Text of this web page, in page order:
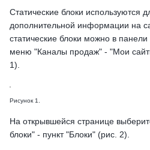
Статические блоки используются
дополнительной информации на
статические блоки можно в
меню "Каналы продаж" - "Мои
1).
Рисунок 1.
На открывшейся странице
блоки" - пункт "Блоки" (рис. 2).